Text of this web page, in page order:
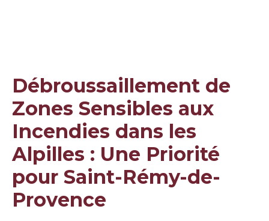
Débroussaillement de
Zones Sensibles aux
Incendies dans les
Alpilles : Une Priorité
pour Saint-Rémy-de-
Provence